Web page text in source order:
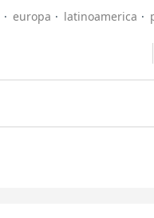
europa latinoamerica